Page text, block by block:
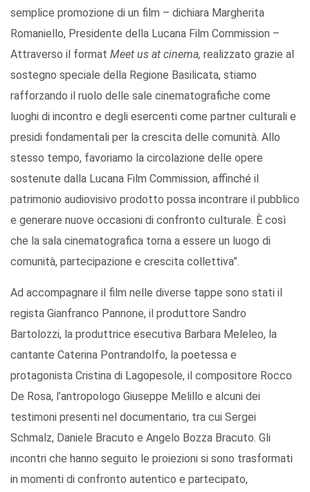
semplice promozione di un film – dichiara Margherita
Romaniello, Presidente della Lucana Film Commission –
Attraverso il format Meet us at cinema, realizzato grazie al
sostegno speciale della Regione Basilicata, stiamo
rafforzando il ruolo delle sale cinematografiche come
luoghi di incontro e degli esercenti come partner culturali e
presidi fondamentali per la crescita delle comunità. Allo
stesso tempo, favoriamo la circolazione delle opere
sostenute dalla Lucana Film Commission, affinché il
patrimonio audiovisivo prodotto possa incontrare il pubblico
e generare nuove occasioni di confronto culturale. È così
che la sala cinematografica torna a essere un luogo di
comunità, partecipazione e crescita collettiva”.
Ad accompagnare il film nelle diverse tappe sono stati il
regista Gianfranco Pannone, il produttore Sandro
Bartolozzi, la produttrice esecutiva Barbara Meleleo, la
cantante Caterina Pontrandolfo, la poetessa e
protagonista Cristina di Lagopesole, il compositore Rocco
De Rosa, l’antropologo Giuseppe Melillo e alcuni dei
testimoni presenti nel documentario, tra cui Sergei
Schmalz, Daniele Bracuto e Angelo Bozza Bracuto. Gli
incontri che hanno seguito le proiezioni si sono trasformati
in momenti di confronto autentico e partecipato,